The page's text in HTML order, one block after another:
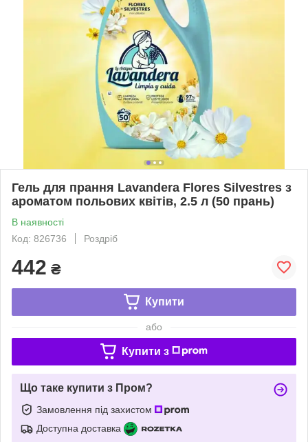
Гель для прання Lavandera Flores Silvestres з
ароматом польових квітів, 2.5 л (50 прань)
В наявності
Код: 826736
Роздріб
442 ₴
Купити
або
Купити з
Що таке купити з Пром?
Замовлення під захистом
Доступна доставка